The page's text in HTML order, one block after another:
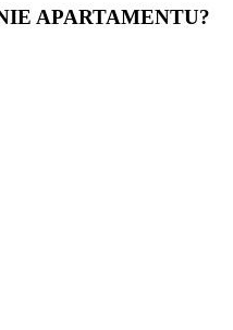
APARTAMENTU?